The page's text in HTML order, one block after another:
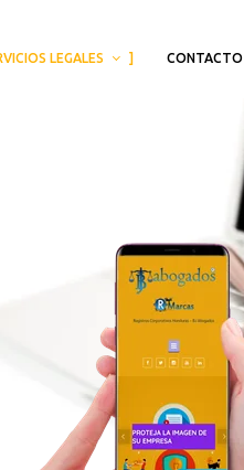
LEGALES CONTACTO